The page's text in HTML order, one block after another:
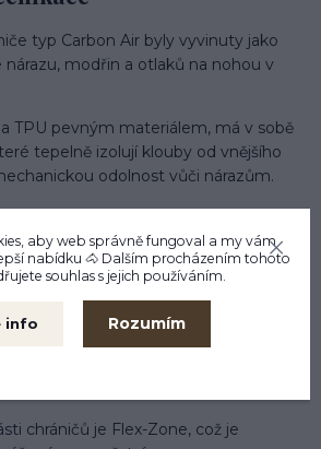
typ Carbon Air byly vyvinuty jako
modřin a otlaků na nohou v
TPU pevným materiálem, má v sobě
tepelně izolují klouby od vnějšího
odolnost vůči nárazům.
Gel-Tech, která právě absorbuje to co
je tvořena neoprenem pro pohodlí
umytí.
má unikátní systém 6 Air s
chráničů je Flex-Zone, což je
aby web správně fungoval a my vám
nabídku 🐴 Dalším procházením tohoto
souhlas s jejich používáním.
info Rozumím